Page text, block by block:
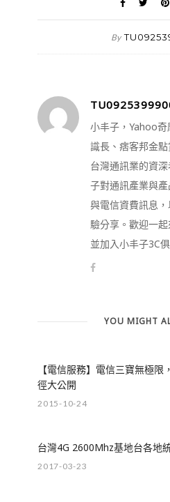
By
小丰子，Yahoo
識長、痞客邦金點
台灣通訊業的資
子對通訊產業與
與電信資費訊息
驗分享。歡迎一
並加入小丰子3C
YOU MIGHT
【電信服務】電信三寶無極限
徑大公開
2015-10-24
台灣4G 2600Mhz基地台各地
2017-03-23